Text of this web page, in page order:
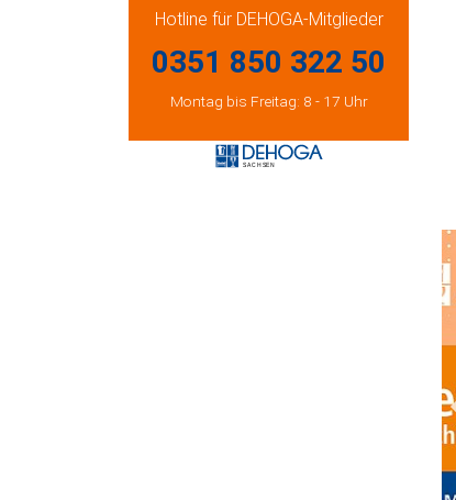
Hotline für DEHOGA-Mitglieder
0351 850 322 50
Montag bis Freitag: 8 - 17 Uhr